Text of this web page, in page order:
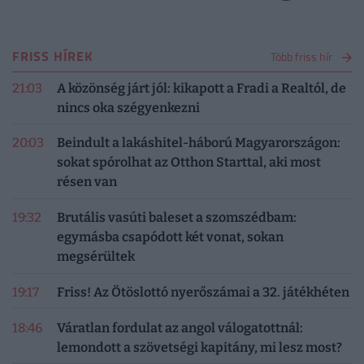
FRISS HÍREK Több friss hír
21:03
A közönség járt jól: kikapott a Fradi a Realtól, de
nincs oka szégyenkezni
20:03
Beindult a lakáshitel-háború Magyarországon:
sokat spórolhat az Otthon Starttal, aki most
résen van
19:32
Brutális vasúti baleset a szomszédbam:
egymásba csapódott két vonat, sokan
megsérültek
19:17 Friss! Az Ötöslottó nyerőszámai a 32. játékhéten
18:46
Váratlan fordulat az angol válogatottnál:
lemondott a szövetségi kapitány, mi lesz most?